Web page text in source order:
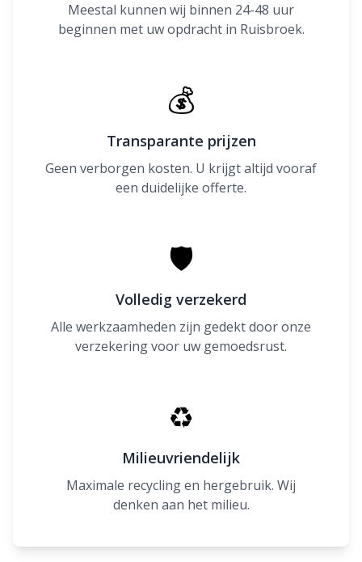
Meestal kunnen wij binnen 24-48 uur
beginnen met uw opdracht in Ruisbroek.
💰
Transparante prijzen
Geen verborgen kosten. U krijgt altijd vooraf
een duidelijke offerte.
🛡
Volledig verzekerd
Alle werkzaamheden zijn gedekt door onze
verzekering voor uw gemoedsrust.
♻
Milieuvriendelijk
Maximale recycling en hergebruik. Wij
denken aan het milieu.